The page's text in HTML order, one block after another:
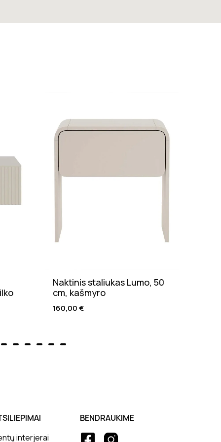
Naktinis staliukas Lumo, 50
cm, kašmyro
160,00€
interjerai
BENDRAUKIME